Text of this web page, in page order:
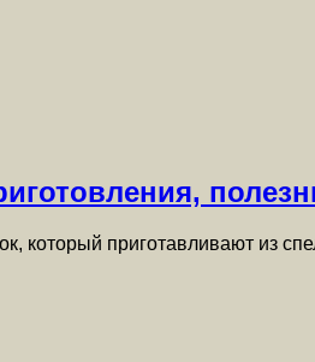
который приготавливают из